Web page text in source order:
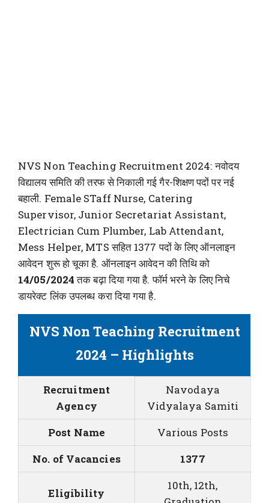
NVS Non Teaching Recruitment 2024: नवोदय
विद्यालय समिति की तरफ से निकाली गईगैर-शिक्षण पदों पर नई
बहाली. Female STaff Nurse, Catering
Supervisor, Junior Secretariat Assistant,
Electrician Cum Plumber, Lab Attendant,
Mess Helper, MTS सहित 1377 पदों के लिए ऑनलाइन
आवेदन शुरू हो चूका है. ऑनलाइन आवेदन की तिथि को
14/05/2024तक बढ़ा दिया गया है. फॉर्म भरने के लिए निचे
डायरेक्ट लिंक उपलब्ध करा दिया गया है.
NVS Non Teaching Recruitment
2024 – Highlights
Recruitment
Agency
Navodaya
Vidyalaya Samiti
Post Name
Various Posts
No. of Vacancies
1377
Eligibility
10th, 12th,